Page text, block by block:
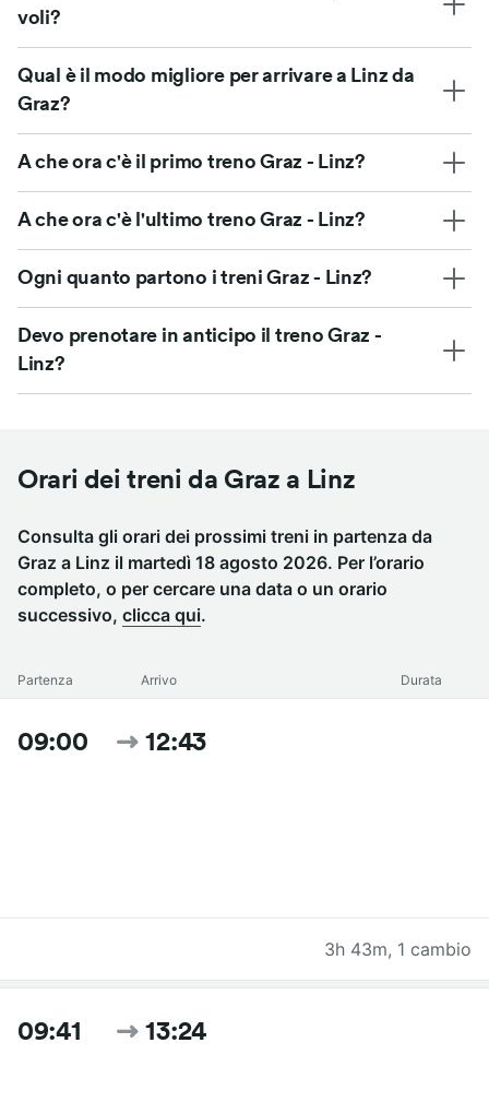
voli?
Qual è il modo migliore per arrivare a Linz da
Graz?
A che ora c'è il primo treno Graz - Linz?
A che ora c'è l'ultimo treno Graz - Linz?
Ogni quanto partono i treni Graz - Linz?
Devo prenotare in anticipo il treno Graz -
Linz?
Orari dei treni da Graz a Linz
Consulta gli orari dei prossimi treni in partenza da
Graz a Linz il martedì 18 agosto 2026. Per l’orario
completo, o per cercare una data o un orario
successivo, clicca qui.
Partenza Arrivo Durata
09:00 12:43
3h 43m, 1 cambio
09:41 13:24